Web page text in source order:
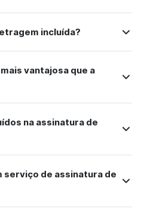
incluída?
vantajosa que a
na assinatura de
serviço de assinatura de